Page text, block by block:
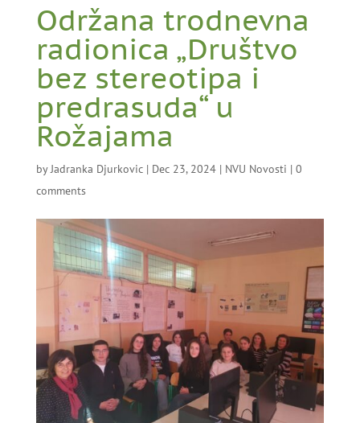
Održana trodnevna
radionica „Društvo
bez stereotipa i
predrasuda“ u
Rožajama
byJadranka Djurkovic| Dec 23, 2024| NVU Novosti | 0
comments